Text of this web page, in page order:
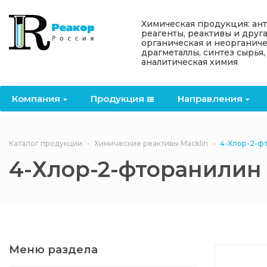
Компания Продукция Направления
Назад
Компания
Лицензии
Документы
Филиалы
Назад
Продукция
OceanСhem
Антипирены
антипирены
Химические реагенты
3ASenrise
Назад
Направления
Отвердители
Назад
Информация
Акции
Политика
конфиденциальности
Химическая продукция:
реагенты, реактивы и
органическая и
драгметаллы, синтез сырья,
аналитическая химия
Каталог продукции Химические реактивы Macklin 4-Хлор-2-
4-Хлор-2-фторанилин
Меню раздела